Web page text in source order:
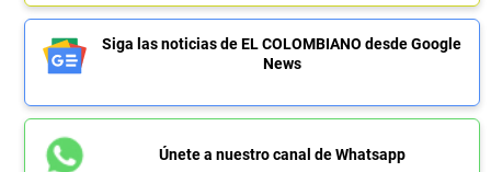
Siga las noticias de EL COLOMBIANO desde Google
News
Únete a nuestro canal de Whatsapp